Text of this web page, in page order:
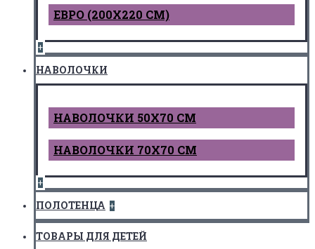
ЕВРО (200Х220 СМ)
+
НАВОЛОЧКИ
НАВОЛОЧКИ 50Х70 СМ
НАВОЛОЧКИ 70Х70 СМ
+
ПОЛОТЕНЦА +
ТОВАРЫ ДЛЯ ДЕТЕЙ